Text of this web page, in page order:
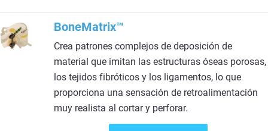
BoneMatrix™
Crea patrones complejos de deposición de
material que imitan las estructuras óseas porosas,
los tejidos fibróticos y los ligamentos, lo que
proporciona una sensación de retroalimentación
muy realista al cortar y perforar.